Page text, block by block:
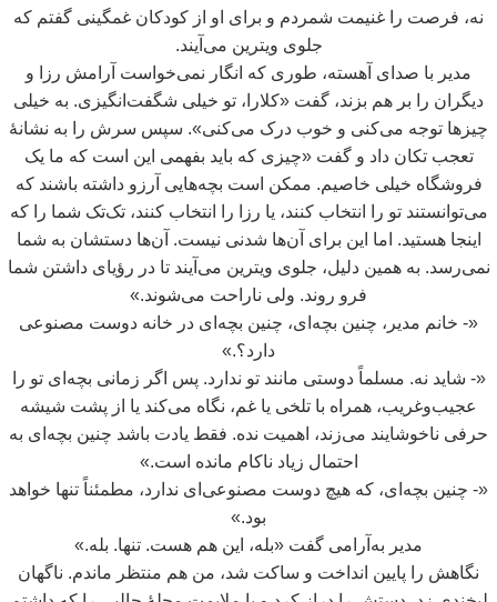
نه، فرصت را غنیمت شمردم و برای او از کودکان غمگینی گفتم که
جلوی ویترین می آیند.
مدیر با صدای آهسته، طوری که انگار نمیخواست آرامش رزا و
دیگران را بر هم بزند، گفت «کلارا، تو خیلی شگفت انگیزی. به خیلی
چیزها توجه میکنی و خوب درک میکنی». سپس سرش را به نشانۀ
تعجب تکان داد و گفت «چیزی که باید بفهمی این است که ما یک
فروشگاه خیلی خاصیم. ممکن است بچههایی آرزو داشته باشند که
میتوانستند تو را انتخاب کنند، یا رزا را انتخاب کنند، تکتک شما را که
اینجا هستید. اما این برای آنها شدنی نیست. آنها دستشان به شما
نمیرسد. به همین دلیل، جلوی ویترین می آیند تا در رؤیای داشتن شما
فرو روند. ولی ناراحت میشوند.»
«- خانم مدیر، چنین بچه ای، چنین بچه ای در خانه دوست مصنوعی
دارد؟.»
«- شاید نه. مسلماً دوستی مانند تو ندارد. پس اگر زمانی بچه ای تو را
عجیبوغریب، همراه با تلخی یا غم، نگاه میکند یا از پشت شیشه
حرفی ناخوشایند میزند، اهمیت نده. فقط یادت باشد چنین بچه ای به
احتمال زیاد ناکام مانده است.»
«- چنین بچه ای، که هیچ دوست مصنوعی ای ندارد، مطمئناً تنها خواهد
بود.»
مدیر به آرامی گفت «بله، این هم هست. تنها. بله.»
نگاهش را پایین انداخت و ساکت شد، من هم منتظر ماندم. ناگهان